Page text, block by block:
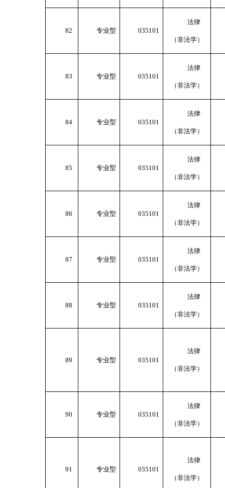
82 专业型 035101
法律
（非法学）
83 专业型 035101
法律
（非法学）
84 专业型 035101
法律
（非法学）
85 专业型 035101
法律
（非法学）
86 专业型 035101
法律
（非法学）
87 专业型 035101
法律
（非法学）
88 专业型 035101
法律
（非法学）
89 专业型 035101
法律
（非法学）
90 专业型 035101
法律
（非法学）
91 专业型 035101
法律
（非法学）